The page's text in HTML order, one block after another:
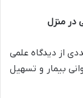
در منزل
از دیدگاه علمی
بیمار و تسهیل